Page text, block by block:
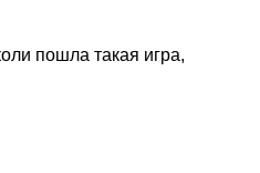
пошла такая игра,